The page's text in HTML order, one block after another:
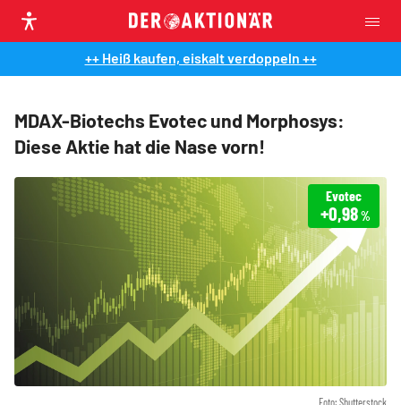
++ Heiß kaufen, eiskalt verdoppeln ++
MDAX-Biotechs Evotec und Morphosys:
Diese Aktie hat die Nase vorn!
Foto: Shutterstock
Evotec
+0,98%